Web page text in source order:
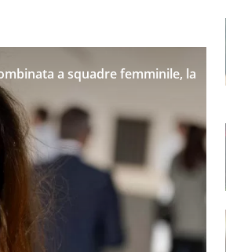
a squadre femminile, la